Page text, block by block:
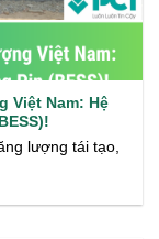
Việt Nam: Hệ
lượng tái tạo,